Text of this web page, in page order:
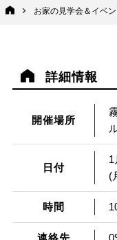
お家の見学会＆イベ
詳細情報
開催場所
日付
1
(
時間
連絡先